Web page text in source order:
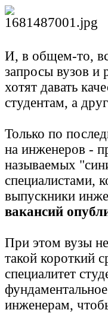
И, в общем-то,
запросы вузов и
хотят давать
студентам, а
Только по
на инженеров -
называемых
специалистами,
выпускники
вакансий
При этом вузы не
такой короткий
специалитет
инженерам,